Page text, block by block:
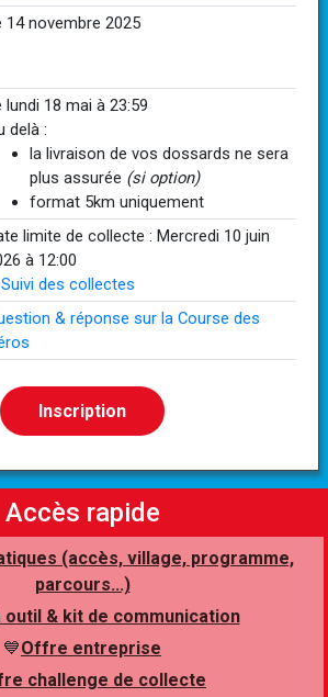
14 novembre 2025
lundi 18 mai à 23:59
delà :
la livraison de vos dossards ne sera
plus assurée (si option)
format 5km uniquement
limite de collecte : Mercredi 10 juin
à 12:00
Suivi des collectes
& réponse sur la Course des
Inscription
Accès rapide
(accès, village, programme,
parcours...)
outil & kit de communication
💙Offre entreprise
challenge de collecte